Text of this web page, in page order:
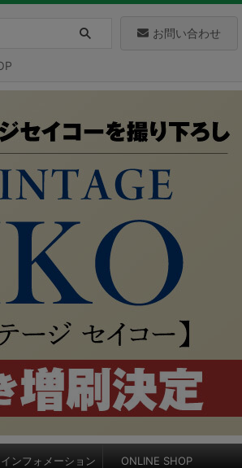
お問い合わせ
インフォメーション ONLINE SHOP